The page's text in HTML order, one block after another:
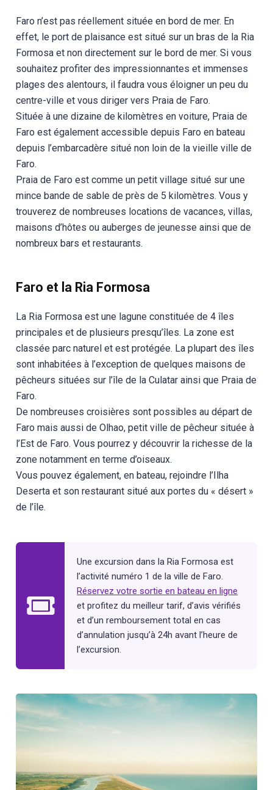
Faro n’est pas réellement située en bord de mer. En
effet, le port de plaisance est situé sur un bras de la Ria
Formosa et non directement sur le bord de mer. Si vous
souhaitez profiter des impressionnantes et immenses
plages des alentours, il faudra vous éloigner un peu du
centre-ville et vous diriger vers Praia de Faro.
Située à une dizaine de kilomètres en voiture, Praia de
Faro est également accessible depuis Faro en bateau
depuis l’embarcadère situé non loin de la vieille ville de
Faro.
Praia de Faro est comme un petit village situé sur une
mince bande de sable de près de 5 kilomètres. Vous y
trouverez de nombreuses locations de vacances, villas,
maisons d’hôtes ou auberges de jeunesse ainsi que de
nombreux bars et restaurants.
Faro et la Ria Formosa
La Ria Formosa est une lagune constituée de 4 îles
principales et de plusieurs presqu’îles. La zone est
classée parc naturel et est protégée. La plupart des îles
sont inhabitées à l’exception de quelques maisons de
pêcheurs situées sur l’île de la Culatar ainsi que Praia de
Faro.
De nombreuses croisières sont possibles au départ de
Faro mais aussi de Olhao, petit ville de pêcheur située à
l’Est de Faro. Vous pourrez y découvrir la richesse de la
zone notamment en terme d’oiseaux.
Vous pouvez également, en bateau, rejoindre l’Ilha
Deserta et son restaurant situé aux portes du « désert »
de l’île.
Une excursion dans la Ria Formosa est
l’activité numéro 1 de la ville de Faro.
Réservez votre sortie en bateau en ligne
et profitez du meilleur tarif, d’avis vérifiés
et d’un remboursement total en cas
d’annulation jusqu’à 24h avant l’heure de
l’excursion.